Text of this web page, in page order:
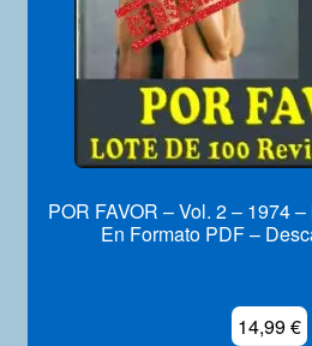
POR FAVOR – Vol. 2 – 1974
En Formato PDF –
14,99€